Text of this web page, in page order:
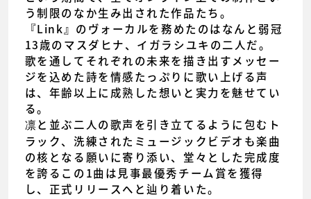
う制限のなか生み出された作品たち。
『Link』のヴォーカルを務めたのはなんと弱冠
13歳のマスダヒナ、イガラシユキの二人だ。
歌を通してそれぞれの未来を描き出すメッセー
ジを込めた詩を情感たっぷりに歌い上げる声
は、年齢以上に成熟した想いと実力を魅せてい
る。
凛と並ぶ二人の歌声を引き立てるように包むト
ラック、洗練されたミュージックビデオも楽曲
の核となる願いに寄り添い、堂々とした完成度
を誇るこの1曲は見事最優秀チーム賞を獲得
し、正式リリースへと辿り着いた。